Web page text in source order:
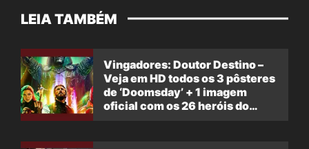
LEIA TAMBÉM
Vingadores: Doutor Destino –
Veja em HD todos os 3 pôsteres
de ‘Doomsday’ + 1 imagem
oficial com os 26 heróis do